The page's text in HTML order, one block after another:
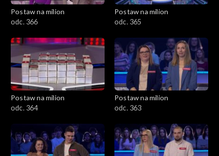
Postaw na milion
odc. 366
Postaw na milion
odc. 365
Postaw na milion
odc. 364
Postaw na milion
odc. 363